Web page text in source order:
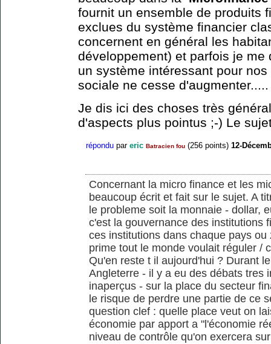
fournit un ensemble de produits
exclues du système financier
concernent en général les
développement) et parfois je
un système intéressant pour
sociale ne cesse d'augmenter.....
Je dis ici des choses très
d'aspects plus pointus ;-) Le
répondu par eric Batracien fou (256 points) 12-
Concernant la micro finance et les
beaucoup écrit et fait sur le sujet. A
le probleme soit la monnaie - dollar,
c'est la gouvernance des institutions
ces institutions dans chaque pays
prime tout le monde voulait réguler /
Qu'en reste t il aujourd'hui ? Durant
Angleterre - il y a eu des débats tres
inaperçus - sur la place du secteur
le risque de perdre une partie de ce
question clef : quelle place veut on
économie par apport a "l'économie
niveau de contrôle qu'on exercera